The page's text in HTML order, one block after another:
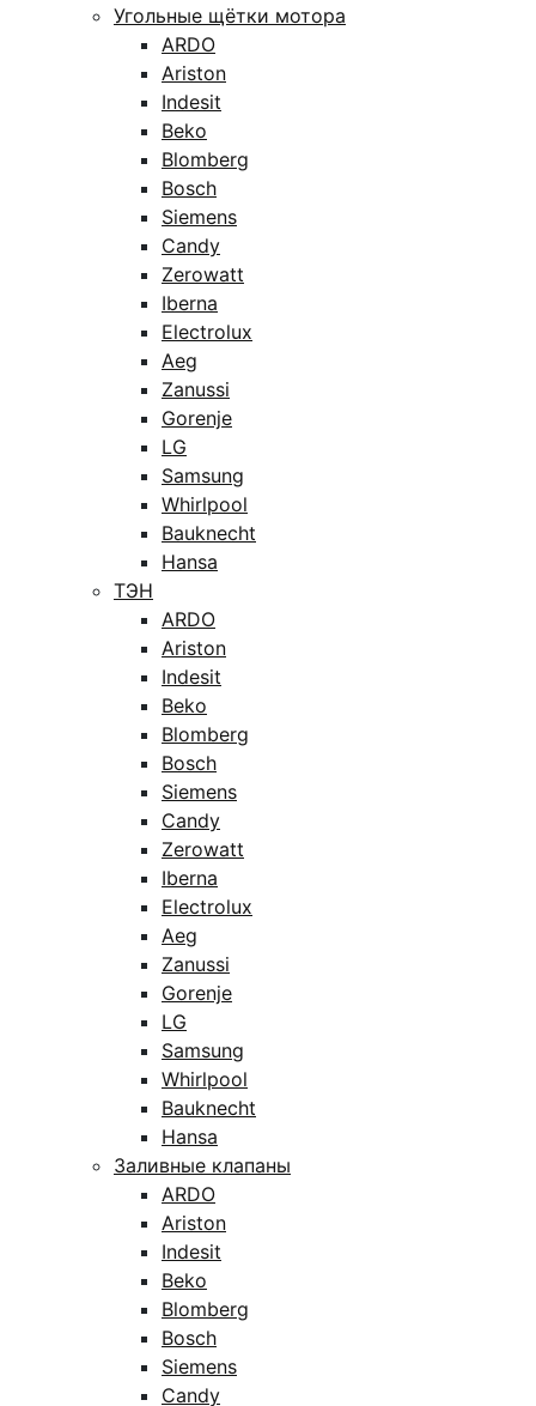
Угольные щётки мотора
ARDO
Ariston
Indesit
Beko
Blomberg
Bosch
Siemens
Candy
Zerowatt
Iberna
Electrolux
Aeg
Zanussi
Gorenje
LG
Samsung
Whirlpool
Bauknecht
Hansa
ТЭН
ARDO
Ariston
Indesit
Beko
Blomberg
Bosch
Siemens
Candy
Zerowatt
Iberna
Electrolux
Aeg
Zanussi
Gorenje
LG
Samsung
Whirlpool
Bauknecht
Hansa
Заливные клапаны
ARDO
Ariston
Indesit
Beko
Blomberg
Bosch
Siemens
Candy